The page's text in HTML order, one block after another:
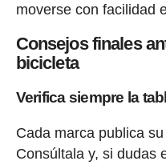
moverse con facilidad
Consejos finales
bicicleta
Verifica siempre la
Cada marca publica
Consúltala y, si dudas